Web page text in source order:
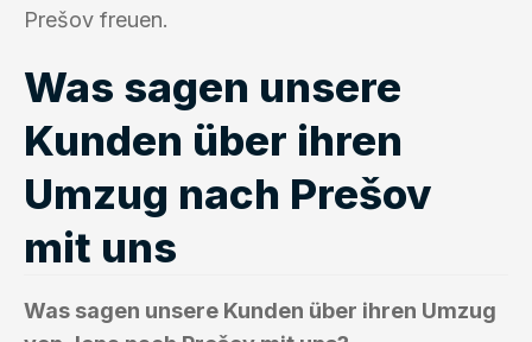
Prešov freuen.
Was sagen unsere
Kunden über ihren
Umzug nach Prešov
mit uns
Was sagen unsere Kunden über ihren Umzug